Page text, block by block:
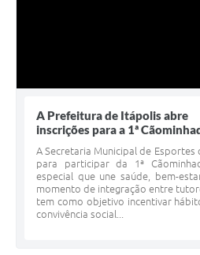
A Prefeitura de Itápolis abre
inscrições para a 1ª
A Secretaria Municipal de
para participar da 1ª
especial que une saúde, bem-
momento de integração entre
tem como objetivo incentivar
convivência social...